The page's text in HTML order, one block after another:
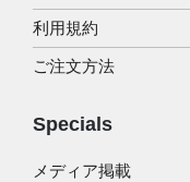
利用規約
ご注文方法
Specials
メディア掲載